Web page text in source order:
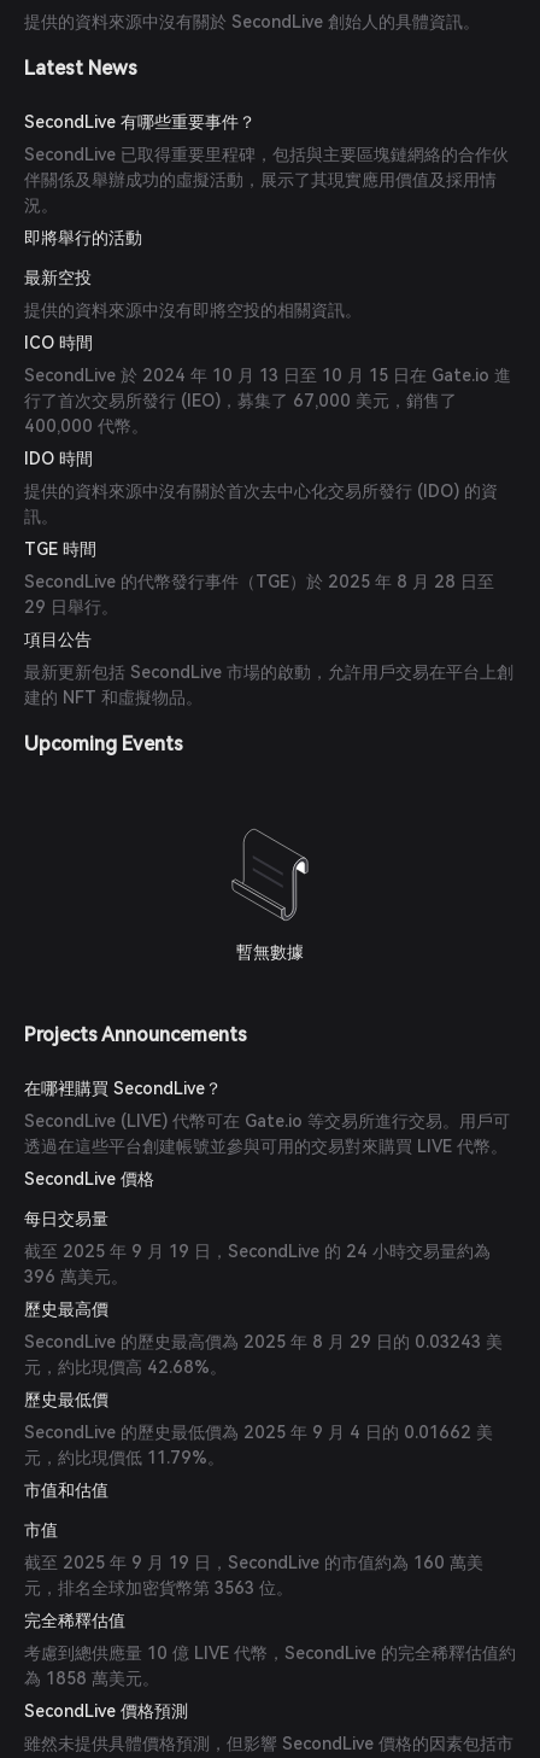
提供的資料來源中沒有關於 SecondLive 創始人的具體資訊。
Latest News
SecondLive 有哪些重要事件？
SecondLive 已取得重要里程碑，包括與主要區塊鏈網絡的合作伙
伴關係及舉辦成功的虛擬活動，展示了其現實應用價值及採用情
況。
即將舉行的活動
最新空投
提供的資料來源中沒有即將空投的相關資訊。
ICO 時間
SecondLive 於 2024 年 10 月 13 日至 10 月 15 日在 Gate.io 進
行了首次交易所發行 (IEO)，募集了 67,000 美元，銷售了
400,000 代幣。
IDO 時間
提供的資料來源中沒有關於首次去中心化交易所發行 (IDO) 的資
訊。
TGE 時間
SecondLive 的代幣發行事件（TGE）於 2025 年 8 月 28 日至
29 日舉行。
項目公告
最新更新包括 SecondLive 市場的啟動，允許用戶交易在平台上創
建的 NFT 和虛擬物品。
Upcoming Events
暫無數據
Projects Announcements
在哪裡購買 SecondLive？
SecondLive (LIVE) 代幣可在 Gate.io 等交易所進行交易。用戶可
透過在這些平台創建帳號並參與可用的交易對來購買 LIVE 代幣。
SecondLive 價格
每日交易量
截至 2025 年 9 月 19 日，SecondLive 的 24 小時交易量約為
396 萬美元。
歷史最高價
SecondLive 的歷史最高價為 2025 年 8 月 29 日的 0.03243 美
元，約比現價高 42.68%。
歷史最低價
SecondLive 的歷史最低價為 2025 年 9 月 4 日的 0.01662 美
元，約比現價低 11.79%。
市值和估值
市值
截至 2025 年 9 月 19 日，SecondLive 的市值約為 160 萬美
元，排名全球加密貨幣第 3563 位。
完全稀釋估值
考慮到總供應量 10 億 LIVE 代幣，SecondLive 的完全稀釋估值約
為 1858 萬美元。
SecondLive 價格預測
雖然未提供具體價格預測，但影響 SecondLive 價格的因素包括市